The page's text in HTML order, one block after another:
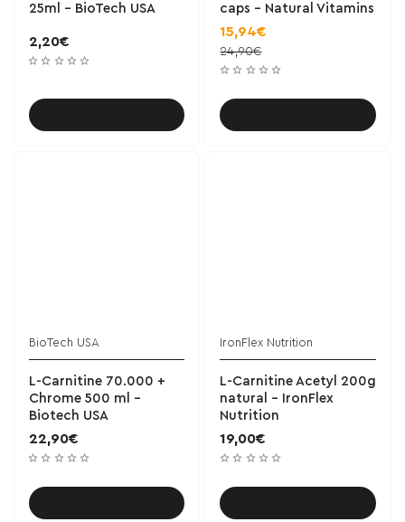
25ml - BioTech USA
2,20€
caps - Natural Vitamins
15,94€
24,90€
BioTech USA
L-Carnitine 70.000 +
Chrome 500 ml -
Biotech USA
22,90€
IronFlex Nutrition
L-Carnitine Acetyl 200g
natural - IronFlex
Nutrition
19,00€